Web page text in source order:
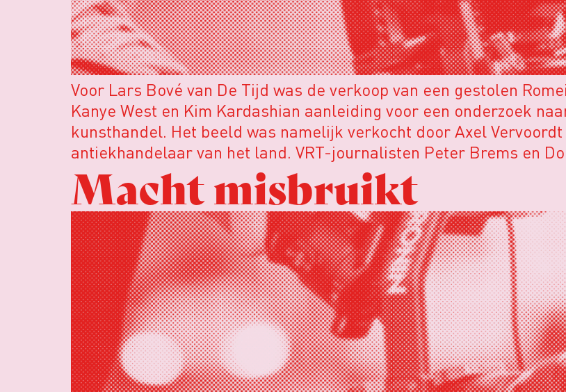
Voor Lars Bové van De Tijd was de verkoop van een gestolen
Kanye West en Kim Kardashian aanleiding voor een onderzoek
kunsthandel. Het beeld was namelijk verkocht door Axel
antiekhandelaar van het land. VRT-journalisten Peter Brems en
Macht misbruikt